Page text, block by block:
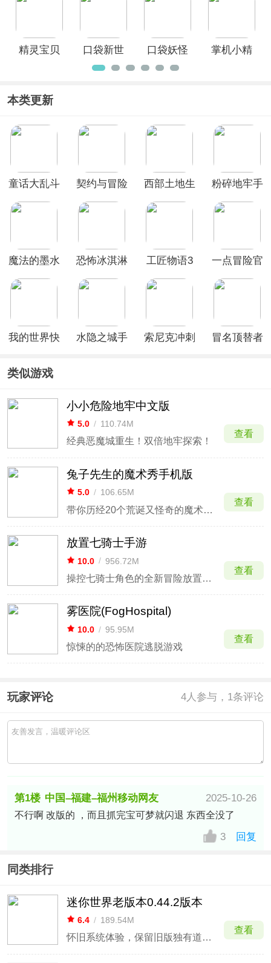
精灵宝贝
口袋新世
代官方最
口袋妖怪
火红手机
掌机小精
本类更新
童话大乱斗
契约与冒险
西部土地生
最新版
粉碎地牢手
魔法的墨水
恐怖冰淇淋
工匠物语3
一点冒险官
我的世界快
水隐之城手
索尼克冲刺
冒名顶替者
类似游戏
小小危险地牢中文版
5.0 / 110.74M
经典恶魔城重生！双倍地牢探索！
查看
兔子先生的魔术秀手机版
5.0 / 106.65M
带你历经20个荒诞又怪奇的魔术桥段
查看
放置七骑士手游
10.0 / 956.72M
操控七骑士角色的全新冒险放置游戏
查看
雾医院(FogHospital)
10.0 / 95.95M
惊悚的的恐怖医院逃脱游戏
查看
玩家评论 4人参与，1条评论
第1楼 中国–福建–福州移动网友 2025-10-26
不行啊 改版的 ，而且抓完宝可梦就闪退 东西全没了
3 回复
同类排行
迷你世界老版本0.44.2版本
6.4 / 189.54M
怀旧系统体验，保留旧版独有道具与机制。
查看